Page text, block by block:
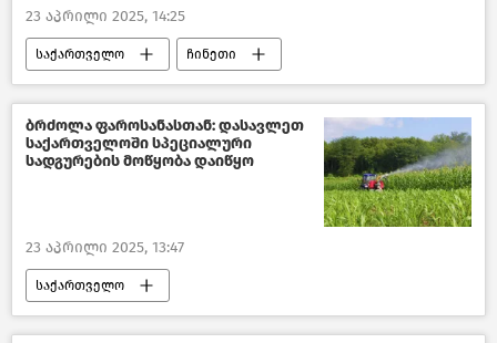
23 აპრილი 2025, 14:25
საქართველო ჩინეთი
საქართველოს ეკონომიკა
საქართველოს ეკონომიკისა და მდგრადი განვითარების სამინისტრო
ახალი ამბები
ბრძოლა ფაროსანასთან: დასავლეთ
საქართველოში სპეციალური
სადგურების მოწყობა დაიწყო
23 აპრილი 2025, 13:47
საქართველო
გარემოს დაცვისა და სოფლის მეურნეობის სამინისტრო